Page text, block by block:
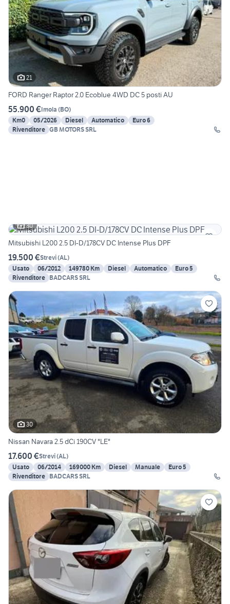
21
FORD Ranger Raptor 2.0 Ecoblue 4WD DC 5 posti AU
55.900 €Imola (BO)
Km0
05/2026 Diesel Automatico
Euro 6
Rivenditore GB MOTORS SRL
30
Mitsubishi L200 2.5 DI-D/178CV DC Intense Plus DPF
19.500 €Strevi(AL)
Usato
06/2012 149780 Km Diesel Automatico
Euro 5
Rivenditore BADCARS SRL
30
Nissan Navara 2.5 dCi 190CV "LE"
17.600 €Strevi(AL)
Usato
06/2014 169000 Km Diesel Manuale
Euro 5
Rivenditore BADCARS SRL